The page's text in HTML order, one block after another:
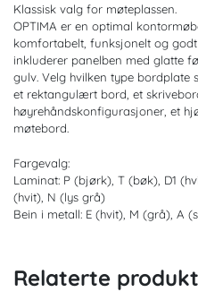
Klassisk valg for møteplassen.
OPTIMA er en optimal
komfortabelt, funksjonelt og
inkluderer panelben med glatte
gulv. Velg hvilken type bordplate
et rektangulært bord, et
høyrehåndskonfigurasjoner, et
møtebord.
Fargevalg:
Laminat: P (bjørk), T (bøk), D1
(hvit), N (lys grå)
Bein i metall: E (hvit), M (grå), A
Relaterte